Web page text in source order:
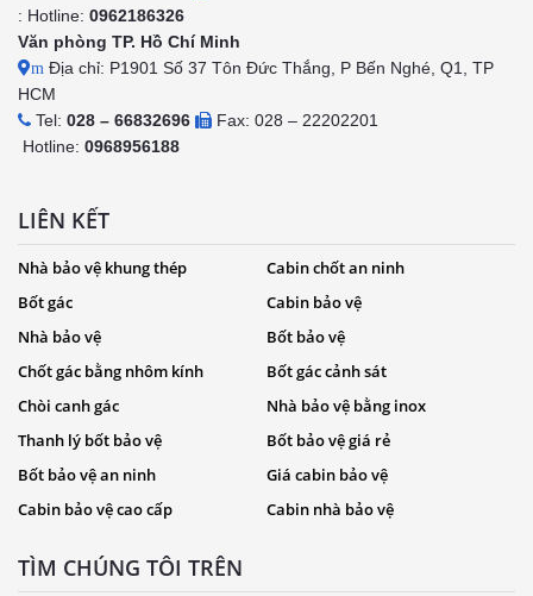
: Hotline: 0962186326
Văn phòng TP. Hồ Chí Minh
m Địa chỉ: P1901 Số 37 Tôn Đức Thắng, P Bến Nghé, Q1, TP
HCM
Tel: 028 – 66832696
Fax: 028 – 22202201
Hotline: 0968956188
LIÊN KẾT
Nhà bảo vệ khung thép
Cabin chốt an ninh
Bốt gác
Cabin bảo vệ
Nhà bảo vệ
Bốt bảo vệ
Chốt gác bằng nhôm kính
Bốt gác cảnh sát
Chòi canh gác
Nhà bảo vệ bằng inox
Thanh lý bốt bảo vệ
Bốt bảo vệ giá rẻ
Bốt bảo vệ an ninh
Giá cabin bảo vệ
Cabin bảo vệ cao cấp
Cabin nhà bảo vệ
TÌM CHÚNG TÔI TRÊN